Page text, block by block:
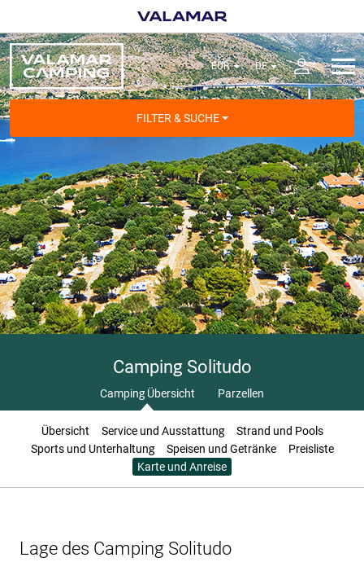
FILTER & SUCHE
Camping Solitudo
Camping Übersicht Parzellen
Übersicht Service und Ausstattung
Strand und Pools
Sports und Unterhaltung
Speisen und Getränke
Preisliste
Karte und Anreise
Lage des Camping Solitudo